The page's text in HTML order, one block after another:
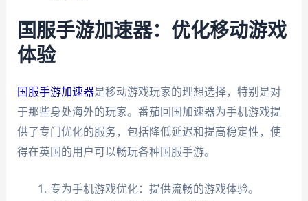
国服手游加速器：优化移动游戏
体验
国服手游加速器是移动游戏玩家的理想选择，特别是对
于那些身处海外的玩家。番茄回国加速器为手机游戏提
供了专门优化的服务，包括降低延迟和提高稳定性，使
得在英国的用户可以畅玩各种国服手游。
专为手机游戏优化：提供流畅的游戏体验。